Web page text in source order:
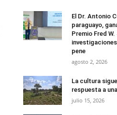
El Dr. Antonio
paraguayo,
Premio Fred
pene
agosto 2, 2026
La cultura
respuesta a
julio 15, 2026